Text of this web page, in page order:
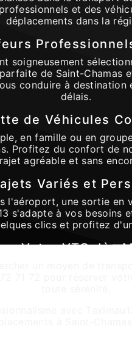
et des
déplacements dans la
soigneusement
de Saint-Chamas
conduire à
délais.
de Véhicules
en famille ou en
Profitez du confort de
agréable et sans
Variés et
l'aéroport, une sortie en
s'adapte à vos besoins
clics et profitez
Votre VTC dès